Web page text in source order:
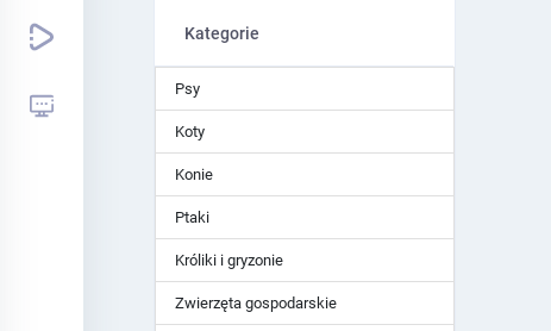
Kategorie
Psy
Koty
Konie
Ptaki
Króliki i gryzonie
Zwierzęta gospodarskie